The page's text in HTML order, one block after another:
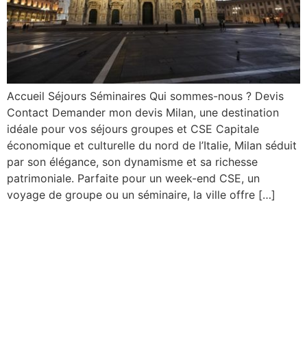
Accueil Séjours Séminaires Qui sommes-nous ? Devis
Contact Demander mon devis Milan, une destination
idéale pour vos séjours groupes et CSE Capitale
économique et culturelle du nord de l’Italie, Milan séduit
par son élégance, son dynamisme et sa richesse
patrimoniale. Parfaite pour un week-end CSE, un
voyage de groupe ou un séminaire, la ville offre […]